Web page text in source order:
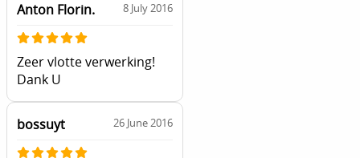
Anton Florin. 8 July 2016
Zeer vlotte verwerking!
Dank U
bossuyt 26 June 2016